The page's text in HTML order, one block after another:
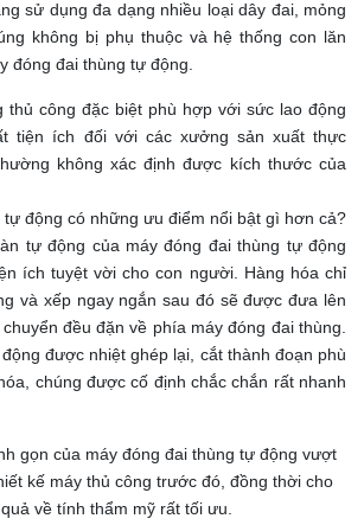
sử dụng đa dạng nhiều loại dây đai, mỏng
không bị phụ thuộc và hệ thống con lăn
đóng đai thùng tự động.
thủ công đặc biệt phù hợp với sức lao động
tiện ích đối với các xưởng sản xuất thực
không xác định được kích thước của
tự động có những ưu điểm nổi bật gì hơn cả?
tự động của máy đóng đai thùng tự động
ích tuyệt vời cho con người. Hàng hóa chỉ
và xếp ngay ngắn sau đó sẽ được đưa lên
đều đặn về phía máy đóng đai thùng.
được nhiệt ghép lại, cắt thành đoạn phù
chúng được cố định chắc chắn rất nhanh
gọn của máy đóng đai thùng tự động vượt
kế máy thủ công trước đó, đồng thời cho
về tính thẩm mỹ rất tối ưu.